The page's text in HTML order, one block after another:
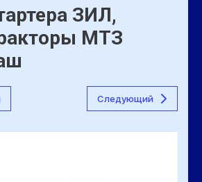
ЗИЛ,
МТЗ
Следующий